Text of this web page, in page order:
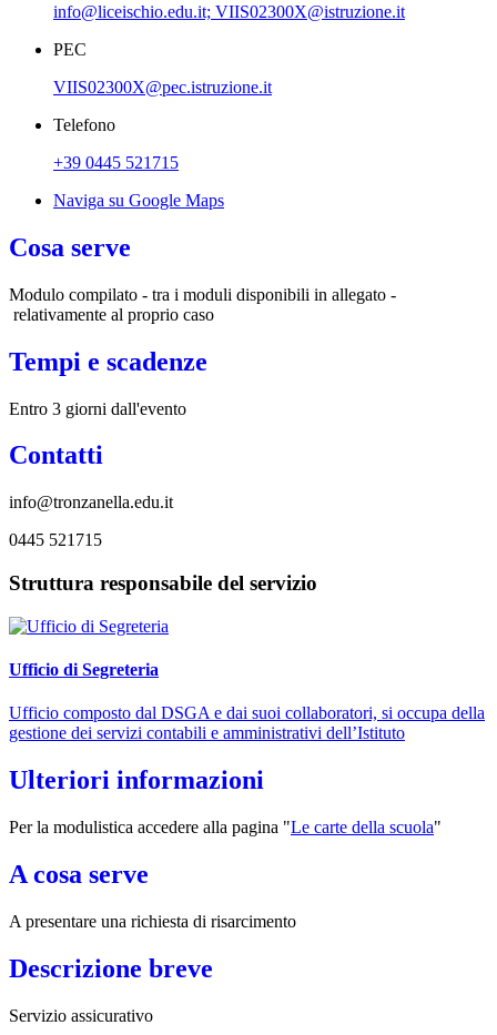
info@liceischio.edu.it; VIIS02300X@istruzione.it
PEC
VIIS02300X@pec.istruzione.it
Telefono
+39 0445 521715
Naviga su Google Maps
Cosa serve
Modulo compilato - tra i moduli disponibili in allegato -
relativamente al proprio caso
Tempi e scadenze
Entro 3 giorni dall'evento
Contatti
info@tronzanella.edu.it
0445 521715
Struttura responsabile del servizio
Ufficio di Segreteria
Ufficio composto dal DSGA e dai suoi collaboratori, si occupa della
gestione dei servizi contabili e amministrativi dell’Istituto
Ulteriori informazioni
Per la modulistica accedere alla pagina "Le carte della scuola"
A cosa serve
A presentare una richiesta di risarcimento
Descrizione breve
Servizio assicurativo